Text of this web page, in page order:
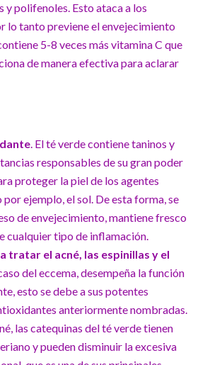
y polifenoles. Esto ataca a los
lo tanto previene el envejecimiento
5-8 veces más vitamina C que
de manera efectiva para aclarar
. El té verde contiene taninos y
responsables de su gran poder
proteger la piel de los agentes
ejemplo, el sol. De esta forma, se
de envejecimiento, mantiene fresco
cualquier tipo de inflamación.
tratar el acné, las espinillas y el
del eccema, desempeña la función
esto se debe a sus potentes
anteriormente nombradas.
las catequinas del té verde tienen
y pueden disminuir la excesiva